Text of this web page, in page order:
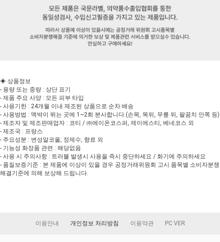
◈ 상품정보
- 용량 또는 중량 : 상단 표기
- 제품 주요 사양 : 모든 피부 타입
- 사용기한 : 24개월 이내 제조된 상품으로 순차 배송
- 사용방법 : 맥박이 뛰는 곳에 1~2회 분사합니다.(손목, 목뒤, 무릎 뒤, 팔꿈치 안쪽 등)
- 제조자 및 제조판매업자 : 코티 / ㈜에이온코스퍼, 제이에스티, 베네코스 외
- 제조국 : 프랑스
- 주요성분 : 변성알코올, 정제수, 향료 외
- 기능성 화장품 관련 : 해당없음
- 사용 시 주의사항 : 트러블 발생시 사용을 즉시 중단하세요 / 화기에 주의하세요
- 품질보증기준 : 본 제품에 이상이 있을 경우 공정거래위원회 고시 품목별 소비자분쟁
해결기준에 의해 보상해 드립니다.
이용안내 개인정보 처리방침 이용약관 PC VER